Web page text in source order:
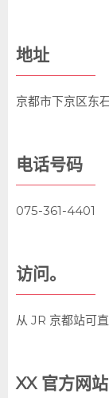
地址
京都市下京区东
电话号码
075-361-4401
访问。
从 JR 京都站可直
XX 官方网站